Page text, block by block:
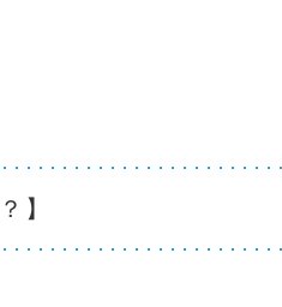
】